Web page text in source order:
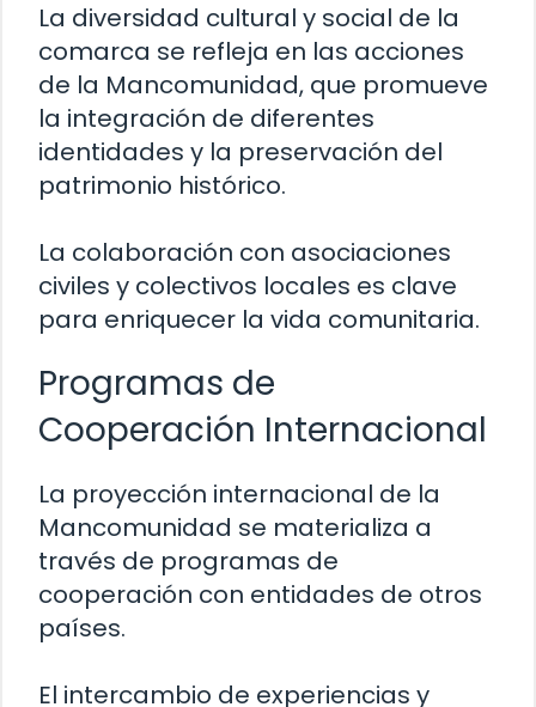
La diversidad cultural y social de la
comarca se refleja en las acciones
de la Mancomunidad, que promueve
la integración de diferentes
identidades y la preservación del
patrimonio histórico.
La colaboración con asociaciones
civiles y colectivos locales es clave
para enriquecer la vida comunitaria.
Programas de
Cooperación Internacional
La proyección internacional de la
Mancomunidad se materializa a
través de programas de
cooperación con entidades de otros
países.
El intercambio de experiencias y